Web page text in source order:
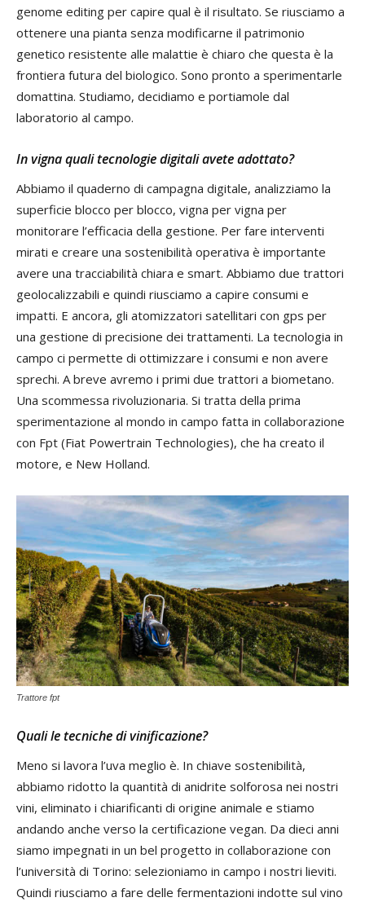
genome editing per capire qual è il risultato. Se riusciamo a
ottenere una pianta senza modificarne il patrimonio
genetico resistente alle malattie è chiaro che questa è la
frontiera futura del biologico. Sono pronto a sperimentarle
domattina. Studiamo, decidiamo e portiamole dal
laboratorio al campo.
In vigna quali tecnologie digitali avete adottato?
Abbiamo il quaderno di campagna digitale, analizziamo la
superficie blocco per blocco, vigna per vigna per
monitorare l’efficacia della gestione. Per fare interventi
mirati e creare una sostenibilità operativa è importante
avere una tracciabilità chiara e smart. Abbiamo due trattori
geolocalizzabili e quindi riusciamo a capire consumi e
impatti. E ancora, gli atomizzatori satellitari con gps per
una gestione di precisione dei trattamenti. La tecnologia in
campo ci permette di ottimizzare i consumi e non avere
sprechi. A breve avremo i primi due trattori a biometano.
Una scommessa rivoluzionaria. Si tratta della prima
sperimentazione al mondo in campo fatta in collaborazione
con Fpt (Fiat Powertrain Technologies), che ha creato il
motore, e New Holland.
Trattore fpt
Quali le tecniche di vinificazione?
Meno si lavora l’uva meglio è. In chiave sostenibilità,
abbiamo ridotto la quantità di anidrite solforosa nei nostri
vini, eliminato i chiarificanti di origine animale e stiamo
andando anche verso la certificazione vegan. Da dieci anni
siamo impegnati in un bel progetto in collaborazione con
l’università di Torino: selezioniamo in campo i nostri lieviti.
Quindi riusciamo a fare delle fermentazioni indotte sul vino